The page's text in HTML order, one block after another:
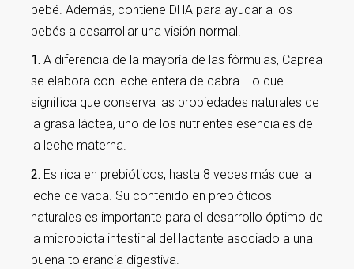
bebé. Además, contiene DHA para ayudar a los
bebés a desarrollar una visión normal.
1. A diferencia de la mayoría de las fórmulas, Caprea
se elabora con leche entera de cabra. Lo que
significa que conserva las propiedades naturales de
la grasa láctea, uno de los nutrientes esenciales de
la leche materna.
2. Es rica en prebióticos, hasta 8 veces más que la
leche de vaca. Su contenido en prebióticos
naturales es importante para el desarrollo óptimo de
la microbiota intestinal del lactante asociado a una
buena tolerancia digestiva.